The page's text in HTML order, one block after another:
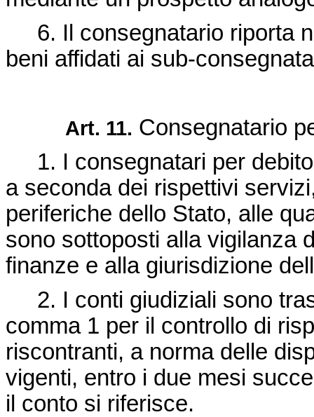
6. Il consegnatario riporta
beni affidati ai sub-
Art. 11. Consegnatario
1. I consegnatari per debito
a seconda dei rispettivi
periferiche dello Stato, alle
sono sottoposti alla vigilanza
finanze e alla giurisdizione
2. I conti giudiziali sono
comma 1 per il controllo di
riscontranti, a norma delle
vigenti, entro i due mesi
il conto si riferisce.